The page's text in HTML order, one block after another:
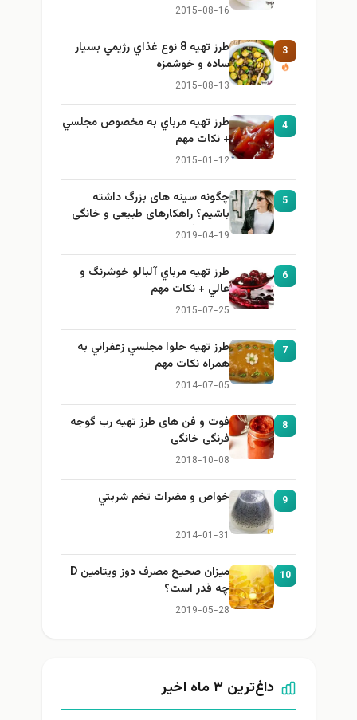
2015-08-16
3
طرز تهيه 8 نوع غذاي رژيمي بسيار
ساده و خوشمزه
2015-08-13
4
طرز تهيه مرباي به مخصوص مجلسي
+ نكات مهم
2015-01-12
5
چگونه سینه های بزرگ داشته
باشیم؟ راهکارهای طبیعی و خانگی
برای بزرگ کردن سینه
2019-04-19
6
طرز تهيه مرباي آلبالو خوشرنگ و
عالي + نكات مهم
2015-07-25
7
طرز تهيه حلوا مجلسي زعفراني به
همراه نكات مهم
2014-07-05
8
فوت و فن های طرز تهیه رب گوجه
فرنگی خانگی
2018-10-08
9 خواص و مضرات تخم شربتي
2014-01-31
10
میزان صحیح مصرف دوز ویتامین D
چه قدر است؟
2019-05-28
داغ‌ترین ۳ ماه اخیر